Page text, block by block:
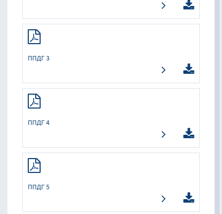
ППДГ 3
ППДГ 4
ППДГ 5